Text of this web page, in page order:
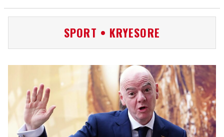
SPORT • KRYESORE